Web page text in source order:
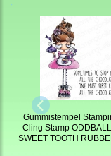
Gummistempel
Cling Stamp
SWEET TOOTH